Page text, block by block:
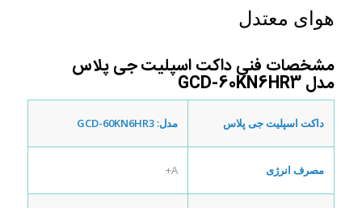
هوای معتدل
مشخصات فنیداکت اسپلیت جی پلاس
مدل
داکت اسپلیت جی پلاس مدل: GCD-60KN6HR3
مصرف انرژی A+